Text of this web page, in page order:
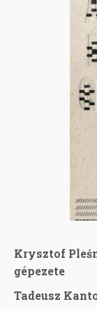
Krysztof
gépezete
Tadeusz